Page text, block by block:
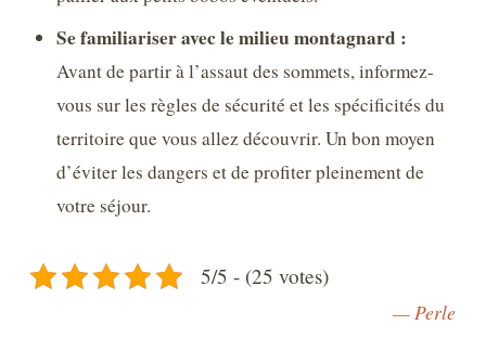
Se familiariser avec le milieu montagnard :
Avant de partir à l’assaut des sommets, informez-
vous sur les règles de sécurité et les spécificités du
territoire que vous allez découvrir. Un bon moyen
d’éviter les dangers et de profiter pleinement de
votre séjour.
5/5 - (25 votes)
— Perle